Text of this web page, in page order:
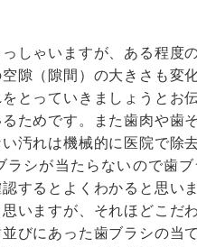
しゃいますが、ある程度
隙（隙間）の大きさも変
とっていきましょうとお
ためです。また歯肉や歯
汚れは機械的に医院で除
シが当たらないので歯
するとよくわかると思い
いますが、それほどこだ
びにあった歯ブラシの当